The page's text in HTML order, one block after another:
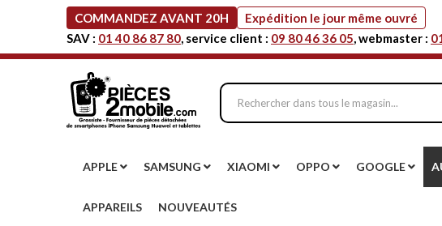
COMMANDEZ AVANT 20H
Expédition le jour même ouvré
SAV : 01 40 86 87 80, service client : 09 80 46 36 05, webmaster :
APPLE SAMSUNG XIAOMI OPPO GOOGLE
APPAREILS NOUVEAUTÉS